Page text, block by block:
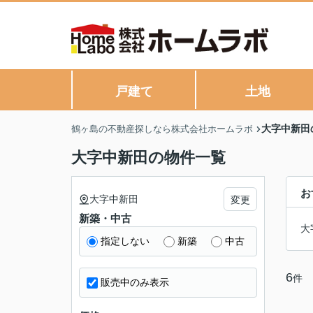
戸建て 土地
鶴ヶ島の不動産探しなら株式会社ホームラボ 大字中新
大字中新田の物件一覧
大
6件
大字中新田 変更
新築・中古
指定しない 新築 中古
販売中のみ表示